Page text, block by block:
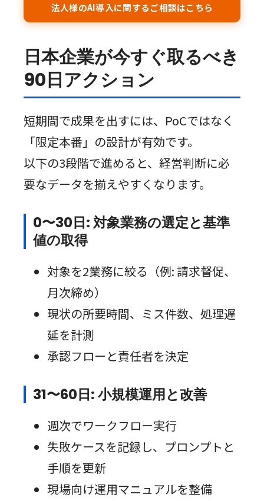
法人様のAI導入に関するご相談はこちら
日本企業が今すぐ取るべき
90日アクション
短期間で成果を出すには、PoCではなく
「限定本番」の設計が有効です。
以下の3段階で進めると、経営判断に必
要なデータを揃えやすくなります。
0〜30日: 対象業務の選定と基準
値の取得
対象を2業務に絞る（例: 請求督促、
月次締め）
現状の所要時間、ミス件数、処理遅
延を計測
承認フローと責任者を決定
31〜60日: 小規模運用と改善
週次でワークフロー実行
失敗ケースを記録し、プロンプトと
手順を更新
現場向け運用マニュアルを整備